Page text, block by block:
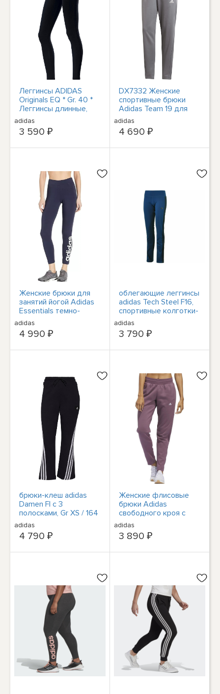
Леггинсы ADIDAS
Originals EQ * Gr. 40 *
Леггинсы длинные,
обтягивающие,
спортивные, новые
adidas
3 590 ₽
DX7332 Женские
спортивные брюки
Adidas Team 19 для
активного отдыха
adidas
4 690 ₽
Женские брюки для
занятий йогой Adidas
Essentials темно-
синего/белого цвета,
размер M
adidas
4 990 ₽
облегающие леггинсы
adidas Tech Steel F16,
спортивные колготки-
чулки Größe: XS NEU
adidas
3 790 ₽
брюки-клеш adidas
Damen Fl с 3
полосками, Gr XS / 164
/ 176, Тренировочные
брюки 7/8 schwarz
adidas
4 790 ₽
Женские флисовые
брюки Adidas
свободного кроя с
зауженными
штанинами -
Фиолетовый (Shadow
adidas
3 890 ₽